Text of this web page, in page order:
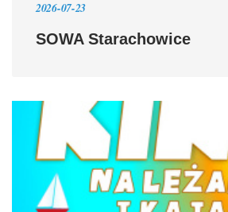
2026-07-23
SOWA Starachowice